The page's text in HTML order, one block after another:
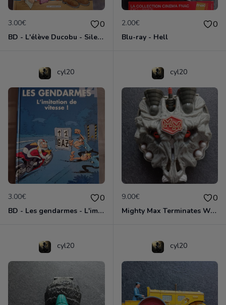
3.00€ 0
BD - L'élève Ducobu - Silence, on copie
2.00€ 0
Blu-ray - Hell
cyl20
3.00€ 0
BD - Les gendarmes - L'imitation de vitesse - Tome 14
cyl20
9.00€ 0
Mighty Max Terminates Wolfship 7
cyl20 cyl20